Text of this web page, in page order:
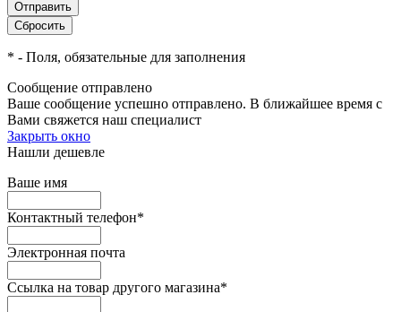
* - Поля, обязательные для заполнения
Сообщение отправлено
Ваше сообщение успешно отправлено. В ближайшее время с
Вами свяжется наш специалист
Закрыть окно
Нашли дешевле
Ваше имя
Контактный телефон*
Электронная почта
Ссылка на товар другого магазина*